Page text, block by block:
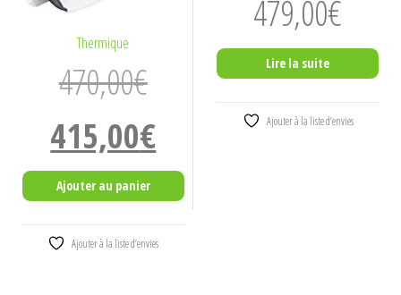
Thermique
470,00€
Le
prix
initial
était :
470,00€.
415,00€Le
prix
actuel
est :
415,00€.
Ajouter au panier
Ajouter à la liste d’envies
479,00€
Lire la suite
Ajouter à la liste d’envies